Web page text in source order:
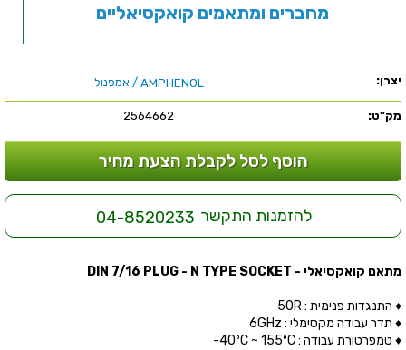
מחברים ומתאמים קואקסיאליים
יצרן: AMPHENOL / אמפנול
מק"ט: 2564662
הוסף לסל לקבלת הצעת מחיר
להזמנות התקשר 04-8520233
מתאם קואקסיאלי - DIN 7/16 PLUG - N TYPE SOCKET
♦ התנגדות פנימית : 50R
♦ תדר עבודה מקסימלי : 6GHz
♦ טמפרטורת עבודה : 40ºC ~ 155ºC-